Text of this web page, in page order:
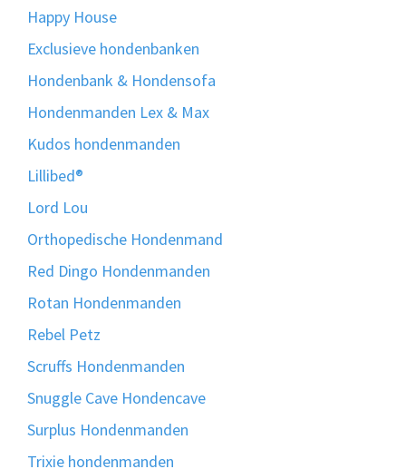
Happy House
Exclusieve hondenbanken
Hondenbank & Hondensofa
Hondenmanden Lex & Max
Kudos hondenmanden
Lillibed®
Lord Lou
Orthopedische Hondenmand
Red Dingo Hondenmanden
Rotan Hondenmanden
Rebel Petz
Scruffs Hondenmanden
Snuggle Cave Hondencave
Surplus Hondenmanden
Trixie hondenmanden